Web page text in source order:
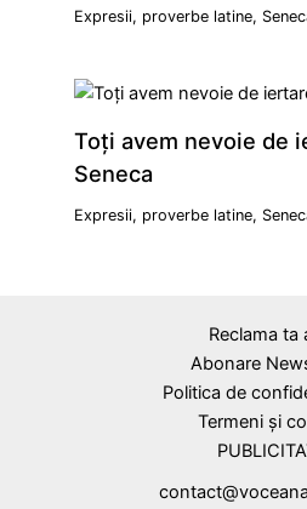
Expresii, proverbe latine,
Toți avem nevoie de
Seneca
Expresii, proverbe latine,
Reclama ta
Abonare
Politica de
Termeni și